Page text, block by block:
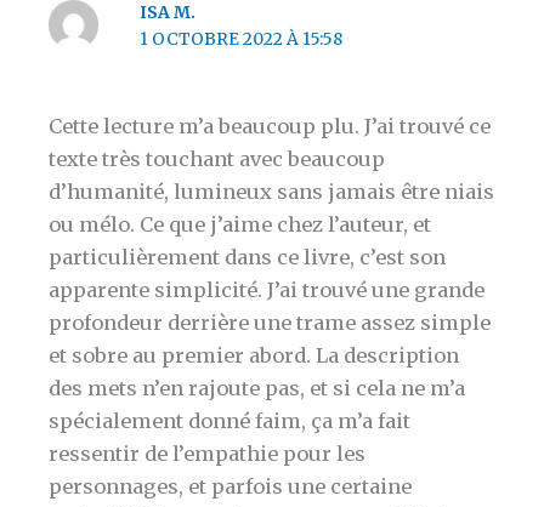
ISA M.
1 OCTOBRE 2022 À 15:58
Cette lecture m’a beaucoup plu. J’ai trouvé ce
texte très touchant avec beaucoup
d’humanité, lumineux sans jamais être niais
ou mélo. Ce que j’aime chez l’auteur, et
particulièrement dans ce livre, c’est son
apparente simplicité. J’ai trouvé une grande
profondeur derrière une trame assez simple
et sobre au premier abord. La description
des mets n’en rajoute pas, et si cela ne m’a
spécialement donné faim, ça m’a fait
ressentir de l’empathie pour les
personnages, et parfois une certaine